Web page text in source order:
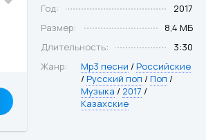
Год:
2017
Размер:
8,4 МБ
Длительность:
3:30
Жанр:
Mp3 песни / Российские
/ Русский поп / Поп /
Музыка / 2017 /
Казахские